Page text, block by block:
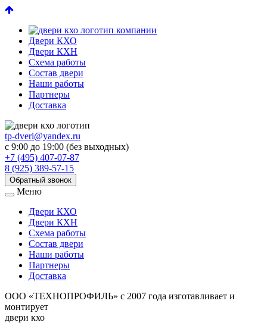
Двери КХО
Двери КХН
Схема работы
Состав двери
Наши работы
Партнеры
Доставка
tp-dveri@yandex.ru
с 9:00 до 19:00 (без выходных)
+7 (495) 407-07-87
8 (925) 389-57-15
Обратный звонок
Меню
Двери КХО
Двери КХН
Схема работы
Состав двери
Наши работы
Партнеры
Доставка
ООО «ТЕХНОПРОФИЛЬ» с 2007 года изготавливает и
монтирует
двери кхо